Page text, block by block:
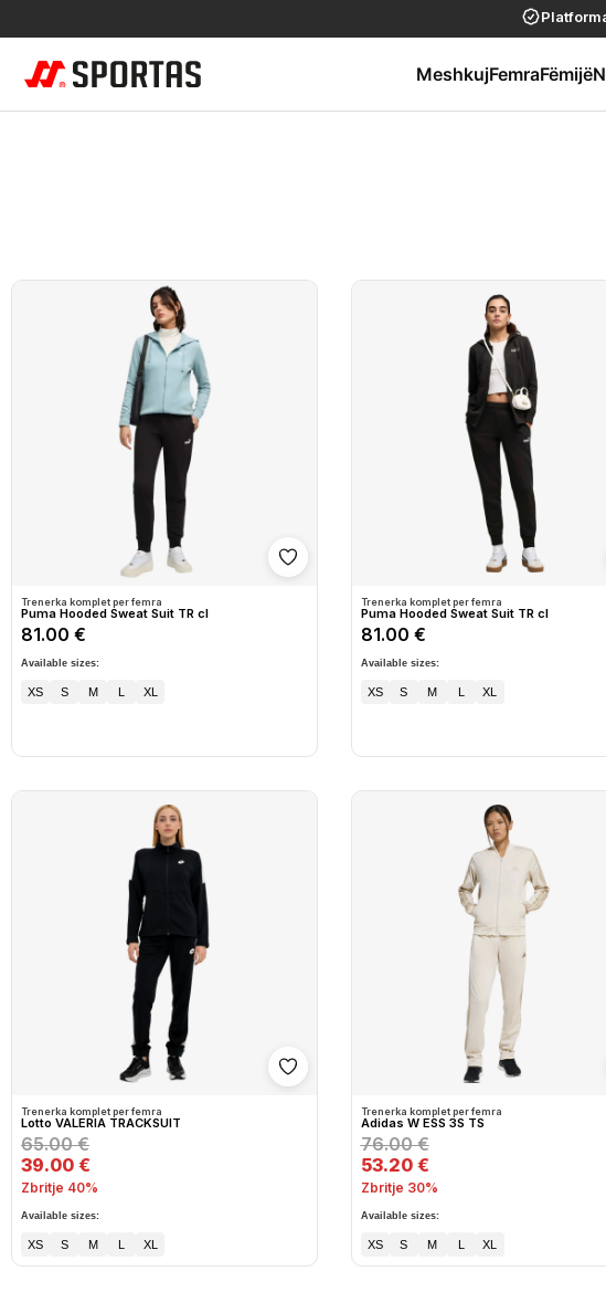
MeshkujFemraFëmijë
Shto në wishlist
Trenerka komplet per femra
Puma Hooded Sweat Suit TR cl
81.00 €
Available sizes:
XS S M L XL
Trenerka komplet per femra
Puma Hooded Sweat Suit TR cl
81.00 €
Available sizes:
XS S M L XL
Shto në wishlist
Trenerka komplet per femra
Lotto VALERIA TRACKSUIT
65.00 €
39.00 €
Zbritje 40%
Available sizes:
XS S M L XL
Trenerka komplet per femra
Adidas W ESS 3S TS
76.00 €
53.20 €
Zbritje 30%
Available sizes:
XS S M L XL